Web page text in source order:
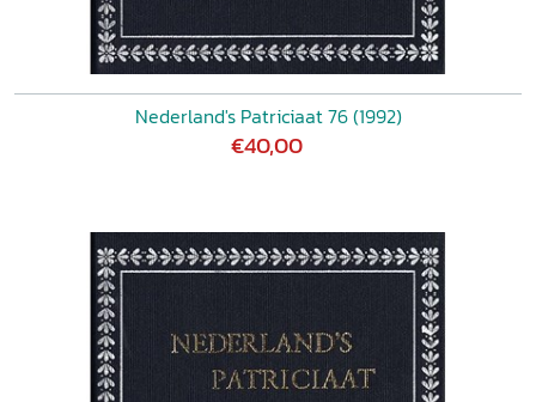
Nederland's Patriciaat 76 (1992)
€40,00